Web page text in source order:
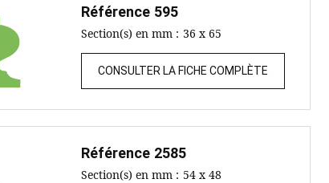
Référence 595
Section(s) en mm : 36 x 65
CONSULTER LA FICHE COMPLÈTE
Référence 2585
Section(s) en mm : 54 x 48